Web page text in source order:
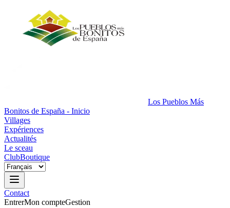
Los Pueblos Más
Bonitos de España - Inicio
Villages
Expériences
Actualités
Le sceau
ClubBoutique
Contact
EntrerMon compteGestion